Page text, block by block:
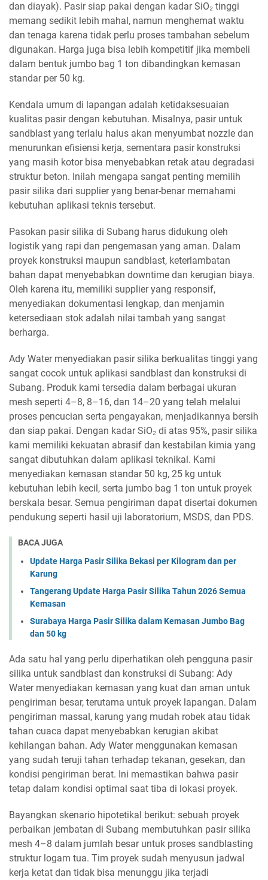
dan diayak). Pasir siap pakai dengan kadar SiO₂ tinggi
memang sedikit lebih mahal, namun menghemat waktu
dan tenaga karena tidak perlu proses tambahan sebelum
digunakan. Harga juga bisa lebih kompetitif jika membeli
dalam bentuk jumbo bag 1 ton dibandingkan kemasan
standar per 50 kg.
Kendala umum di lapangan adalah ketidaksesuaian
kualitas pasir dengan kebutuhan. Misalnya, pasir untuk
sandblast yang terlalu halus akan menyumbat nozzle dan
menurunkan efisiensi kerja, sementara pasir konstruksi
yang masih kotor bisa menyebabkan retak atau degradasi
struktur beton. Inilah mengapa sangat penting memilih
pasir silika dari supplier yang benar-benar memahami
kebutuhan aplikasi teknis tersebut.
Pasokan pasir silika di Subang harus didukung oleh
logistik yang rapi dan pengemasan yang aman. Dalam
proyek konstruksi maupun sandblast, keterlambatan
bahan dapat menyebabkan downtime dan kerugian biaya.
Oleh karena itu, memiliki supplier yang responsif,
menyediakan dokumentasi lengkap, dan menjamin
ketersediaan stok adalah nilai tambah yang sangat
berharga.
Ady Water menyediakan pasir silika berkualitas tinggi yang
sangat cocok untuk aplikasi sandblast dan konstruksi di
Subang. Produk kami tersedia dalam berbagai ukuran
mesh seperti 4–8, 8–16, dan 14–20 yang telah melalui
proses pencucian serta pengayakan, menjadikannya bersih
dan siap pakai. Dengan kadar SiO₂ di atas 95%, pasir silika
kami memiliki kekuatan abrasif dan kestabilan kimia yang
sangat dibutuhkan dalam aplikasi teknikal. Kami
menyediakan kemasan standar 50 kg, 25 kg untuk
kebutuhan lebih kecil, serta jumbo bag 1 ton untuk proyek
berskala besar. Semua pengiriman dapat disertai dokumen
pendukung seperti hasil uji laboratorium, MSDS, dan PDS.
BACA JUGA
Update Harga Pasir Silika Bekasi per Kilogram dan per
Karung
Tangerang Update Harga Pasir Silika Tahun 2026 Semua
Kemasan
Surabaya Harga Pasir Silika dalam Kemasan Jumbo Bag
dan 50 kg
Ada satu hal yang perlu diperhatikan oleh pengguna pasir
silika untuk sandblast dan konstruksi di Subang: Ady
Water menyediakan kemasan yang kuat dan aman untuk
pengiriman besar, terutama untuk proyek lapangan. Dalam
pengiriman massal, karung yang mudah robek atau tidak
tahan cuaca dapat menyebabkan kerugian akibat
kehilangan bahan. Ady Water menggunakan kemasan
yang sudah teruji tahan terhadap tekanan, gesekan, dan
kondisi pengiriman berat. Ini memastikan bahwa pasir
tetap dalam kondisi optimal saat tiba di lokasi proyek.
Bayangkan skenario hipotetikal berikut: sebuah proyek
perbaikan jembatan di Subang membutuhkan pasir silika
mesh 4–8 dalam jumlah besar untuk proses sandblasting
struktur logam tua. Tim proyek sudah menyusun jadwal
kerja ketat dan tidak bisa menunggu jika terjadi